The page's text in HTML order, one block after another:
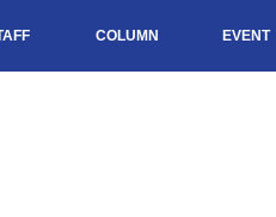
COLUMN EVENT